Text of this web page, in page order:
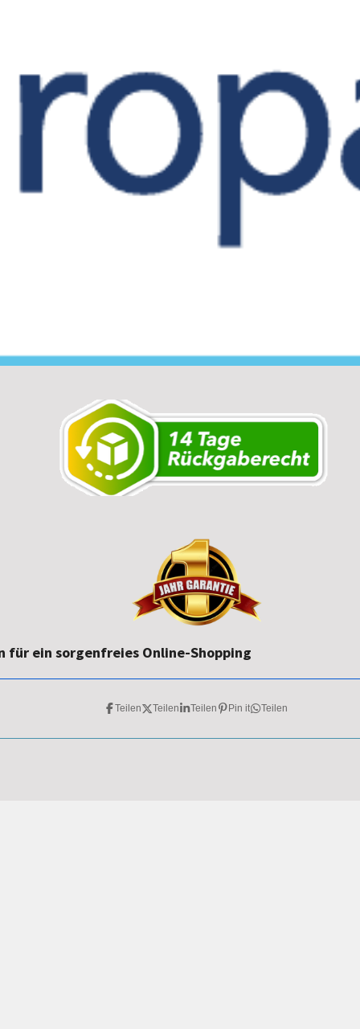
für ein sorgenfreies Online-Shopping
Teilen Teilen Teilen Pin it Teilen